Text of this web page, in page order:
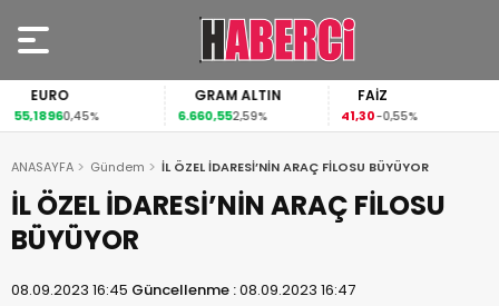
EURO
55,18960,45%
GRAM ALTIN
6.660,552,59%
FAİZ
41,30-0,55%
ANASAYFA Gündem İL ÖZEL İDARESİ’NİN ARAÇ FİLOSU BÜYÜYOR
İL ÖZEL İDARESİ’NİN ARAÇ FİLOSU
BÜYÜYOR
08.09.2023 16:45 Güncellenme :08.09.2023 16:47